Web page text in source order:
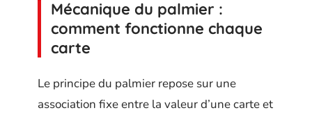
Mécanique du palmier :
comment fonctionne chaque
carte
Le principe du palmier repose sur une
association fixe entre la valeur d’une carte et